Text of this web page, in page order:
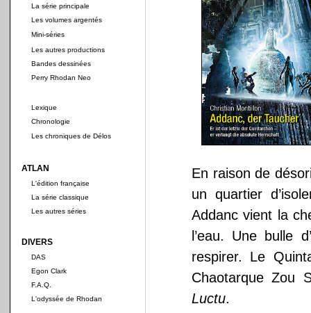
La série principale
Les volumes argentés
Mini-séries
Les autres productions
Bandes dessinées
Perry Rhodan Neo
Lexique
Chronologie
Les chroniques de Délos
ATLAN
L'édition française
La série classique
Les autres séries
DIVERS
DAS
Egon Clark
F.A.Q.
L'odyssée de Rhodan
En raison de
un quartier
Addanc vient la
l’eau. Une bulle
respirer. Le
Chaotarque Zou
Luctu.